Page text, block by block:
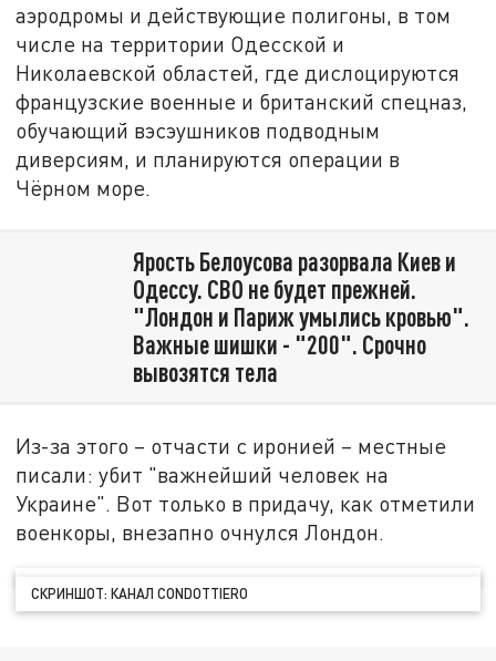
аэродромы и действующие полигоны, в том
числе на территории Одесской и
Николаевской областей, где дислоцируются
французские военные и британский спецназ,
обучающий вэсэушников подводным
диверсиям, и планируются операции в
Чёрном море.
Ярость Белоусова разорвала Киев и
Одессу. СВО не будет прежней.
"Лондон и Париж умылись кровью".
Важные шишки - "200". Срочно
вывозятся тела
Из-за этого – отчасти с иронией – местные
писали: убит "важнейший человек на
Украине". Вот только в придачу, как отметили
военкоры, внезапно очнулся Лондон.
СКРИНШОТ: КАНАЛ CONDOTTIERO